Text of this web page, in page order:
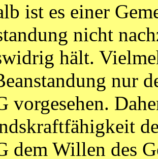
ist es einer
nicht
hält.
nur
vorgesehen.
dem Willen des